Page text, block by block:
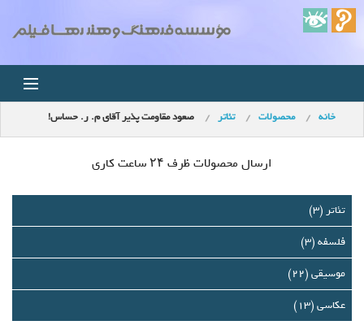
خانه
استودیو
فروشگاه
مجله ویدئویی
خانه محصولات تئاتر صعود مقاومت پذیر آقای م. ر. حساس!
ارسال محصولات ظرف ۲۴ ساعت کاری
تئاتر (3)
فلسفه (3)
موسیقی (22)
عکاسی (13)